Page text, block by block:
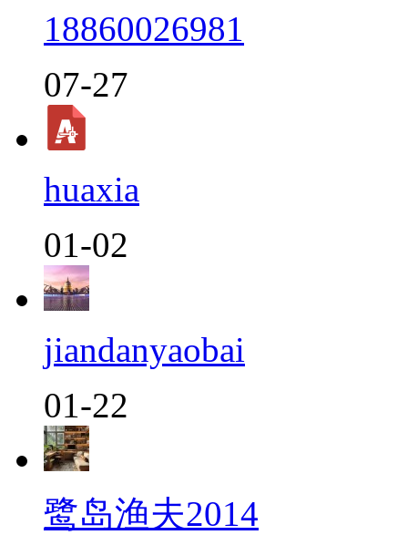
18860026981
07-27
huaxia
01-02
jiandanyaobai
01-22
鹭岛渔夫2014